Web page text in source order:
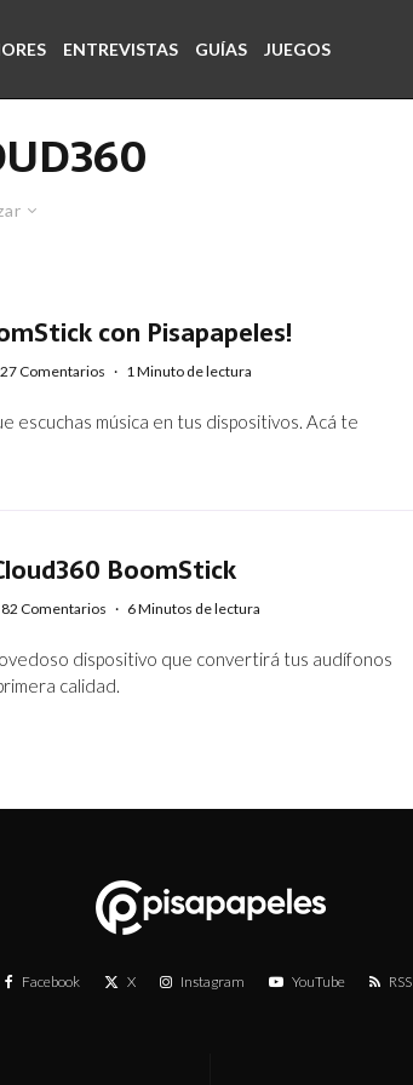
ENTREVISTAS GUÍAS JUEGOS
con Pisapapeles!
27 Comentarios · 1 Minuto de lectura
escuchas música en tus dispositivos. Acá te
BoomStick
82 Comentarios · 6 Minutos de lectura
dispositivo que convertirá tus audífonos
calidad.
Facebook X Instagram YouTube RSS